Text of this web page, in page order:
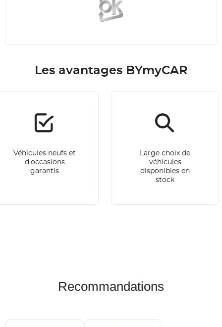
Les avantages BYmyCAR
Véhicules neufs et
d'occasions
garantis
Large choix de
véhicules
disponibles en
stock
Recommandations